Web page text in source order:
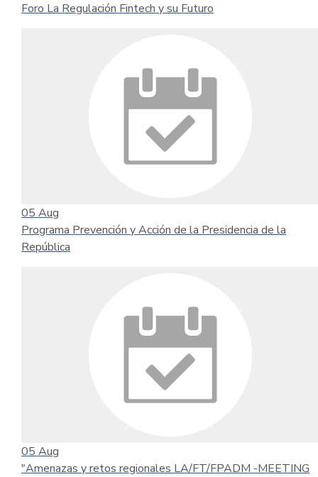
Foro La Regulación Fintech y su Futuro
05 Aug
Programa Prevención y Acción de la Presidencia de la
República
05 Aug
"Amenazas y retos regionales LA/FT/FPADM -MEETING